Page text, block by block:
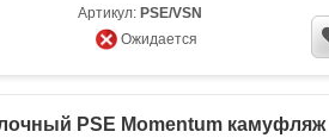
Артикул: PSE/VSN
Ожидается
PSE Momentum камуфляж